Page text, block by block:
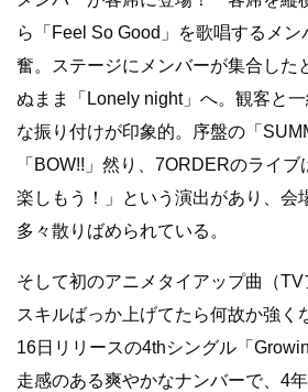
ら「Feel So Good」を歌唱するメ
奮。ステージにメンバーが集合した
ぬまま「Lonely night」へ。観客と
な振り付けが印象的。序盤の「
「BOW!!」然り、7ORDERのライ
楽しもう！」という演出があり、会
多々散りばめられている。
そして初のアニメタイアップ曲（
スキルばっか上げてたら何故か強く
16日リリースの4thシングル「
走感のある爽やかなナンバーで、4